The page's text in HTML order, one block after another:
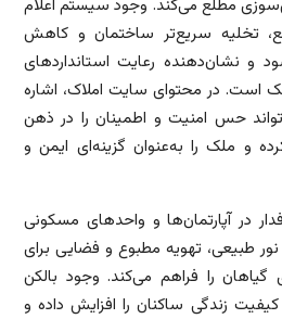
مطلع می‌کند. وجود سیستم اعلام
تخلیه سریع‌تر ساختمان و کاهش
و نشان‌دهنده رعایت استانداردهای
است. در محتوای سایت املاک، اشاره
حس امنیت و اطمینان را در ذهن
و ملک را به‌عنوان گزینه‌ای ایمن و
در آپارتمان‌ها و واحدهای مسکونی
طبیعی، تهویه مطبوع و فضایی برای
گیاهان را فراهم می‌کند. وجود بالکن
زندگی ساکنان را افزایش داده و